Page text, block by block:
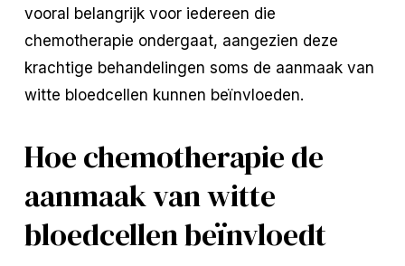
vooral belangrijk voor iedereen die
chemotherapie ondergaat, aangezien deze
krachtige behandelingen soms de aanmaak van
witte bloedcellen kunnen beïnvloeden.
Hoe chemotherapie de
aanmaak van witte
bloedcellen beïnvloedt